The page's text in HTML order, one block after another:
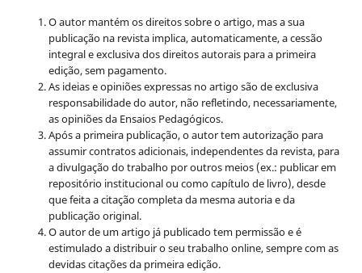
O autor mantém os direitos sobre o artigo, mas a sua
publicação na revista implica, automaticamente, a cessão
integral e exclusiva dos direitos autorais para a primeira
edição, sem pagamento.
As ideias e opiniões expressas no artigo são de exclusiva
responsabilidade do autor, não refletindo, necessariamente,
as opiniões da Ensaios Pedagógicos.
Após a primeira publicação, o autor tem autorização para
assumir contratos adicionais, independentes da revista, para
a divulgação do trabalho por outros meios (ex.: publicar em
repositório institucional ou como capítulo de livro), desde
que feita a citação completa da mesma autoria e da
publicação original.
O autor de um artigo já publicado tem permissão e é
estimulado a distribuir o seu trabalho online, sempre com as
devidas citações da primeira edição.